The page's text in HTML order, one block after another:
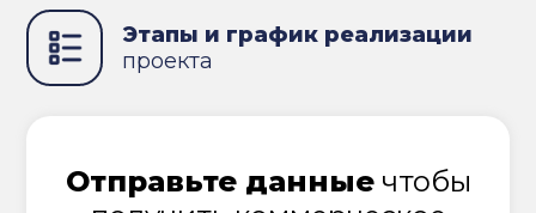
Этапы и график реализации
проекта
Отправьте данныечтобы